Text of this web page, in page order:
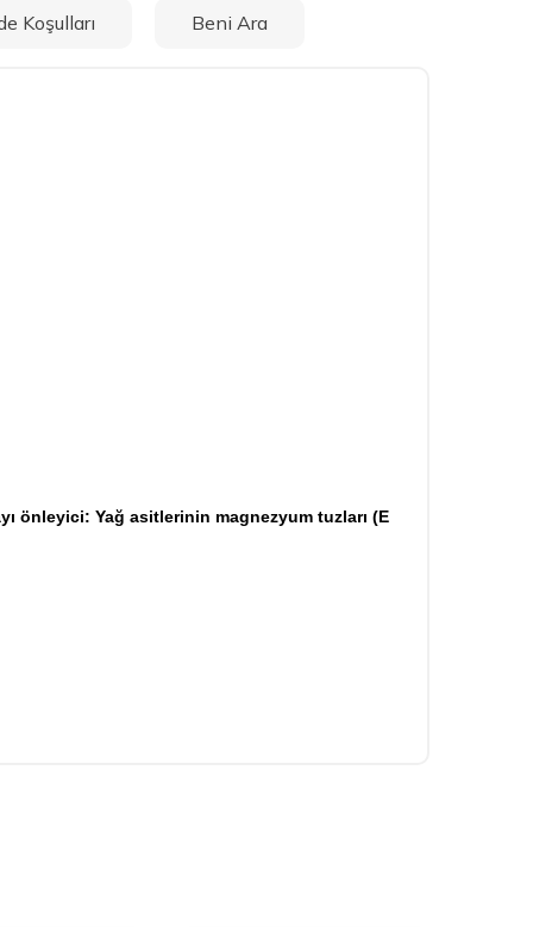
Koşulları Beni Ara
önleyici: Yağ asitlerinin magnezyum tuzları (E